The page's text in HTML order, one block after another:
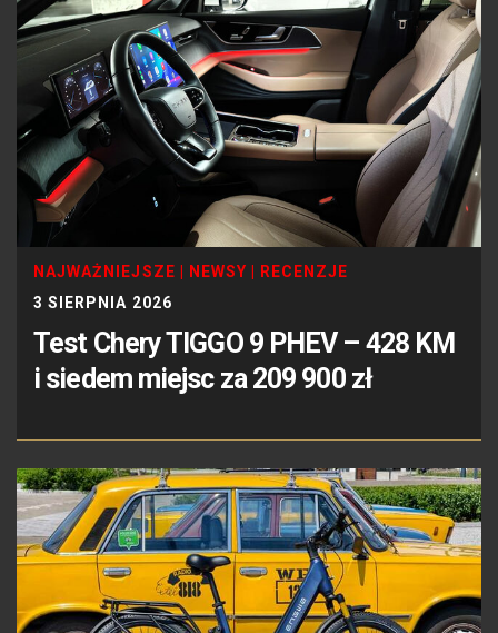
NAJWAŻNIEJSZE NEWSY
RECENZJE
3 SIERPNIA 2026
Test Chery TIGGO 9 PHEV – 428 KM
i siedem miejsc za 209 900 zł